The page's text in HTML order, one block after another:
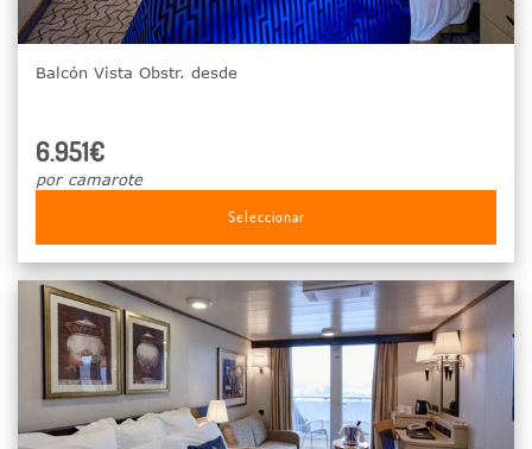
Balcón Vista Obstr. desde
6.951€
por camarote
Seleccionar